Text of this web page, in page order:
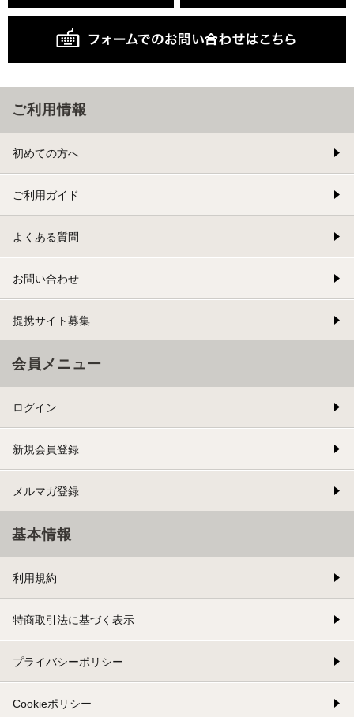
ご利用情報
初めての方へ
ご利用ガイド
よくある質問
お問い合わせ
提携サイト募集
会員メニュー
ログイン
新規会員登録
メルマガ登録
基本情報
利用規約
特商取引法に基づく表示
プライバシーポリシー
Cookieポリシー